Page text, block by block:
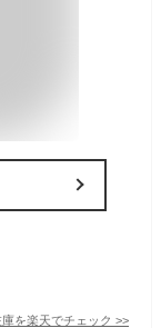
を楽天でチェック >>